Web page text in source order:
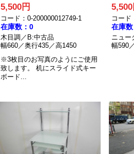
5,500円
コード：0-200000012749-1
在庫数：0
木目調／B:中古品
幅660／奥行435／高1450
※3枚目のお写真のようにご使用
致します。
机にスライド式キー
ボード...
5,500
コード
在庫
ニュー
幅590